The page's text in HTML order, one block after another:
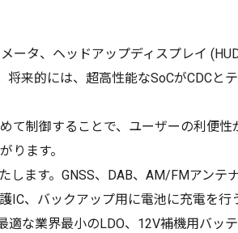
ータ、ヘッドアップディスプレイ
来的には、超高性能なSoCがCDCと
て制御することで、ユーザーの利便性
ります。
します。GNSS、DAB、AM/FMアンテ
IC、バックアップ用に電池に充電を行
な業界最小のLDO、12V補機用バッ